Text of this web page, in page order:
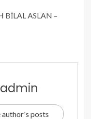
BİLAL ASLAN –
admin
author's posts